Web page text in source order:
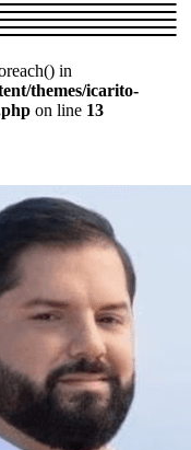
in
themes/icarito-
on line 13